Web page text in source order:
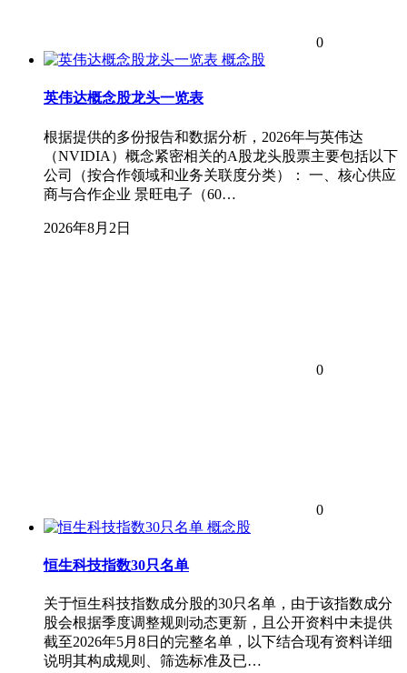
0
概念股
英伟达概念股龙头一览表
根据提供的多份报告和数据分析，2026年与英伟达
（NVIDIA）概念紧密相关的A股龙头股票主要包括以下
公司（按合作领域和业务关联度分类）： 一、核心供应
商与合作企业 景旺电子（60…
2026年8月2日
0
0
概念股
恒生科技指数30只名单
关于恒生科技指数成分股的30只名单，由于该指数成分
股会根据季度调整规则动态更新，且公开资料中未提供
截至2026年5月8日的完整名单，以下结合现有资料详细
说明其构成规则、筛选标准及已…